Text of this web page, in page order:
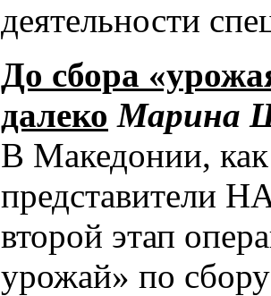
деятельности
До сбора
далеко Марина
В Македонии,
представители
второй этап
урожай» по